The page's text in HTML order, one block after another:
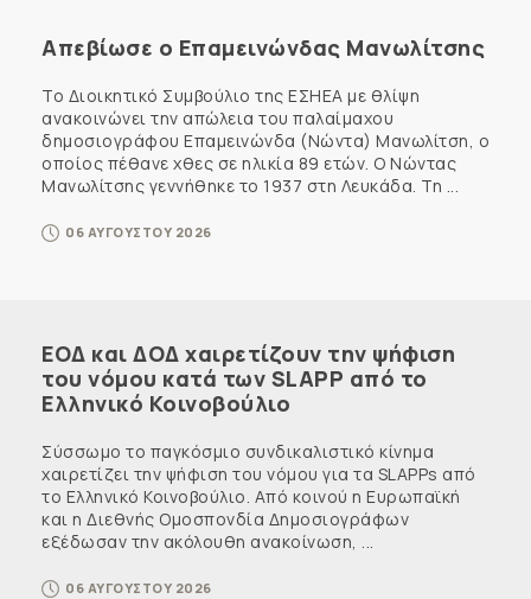
Απεβίωσε ο Επαμεινώνδας Μανωλίτσης
Το Διοικητικό Συμβούλιο της ΕΣΗΕΑ με θλίψη
ανακοινώνει την απώλεια του παλαίμαχου
δημοσιογράφου Επαμεινώνδα (Νώντα) Μανωλίτση, ο
οποίος πέθανε χθες σε ηλικία 89 ετών. Ο Νώντας
Μανωλίτσης γεννήθηκε το 1937 στη Λευκάδα. Τη ...
06 ΑΥΓΟΥΣΤΟΥ 2026
ΕΟΔ και ΔΟΔ χαιρετίζουν την ψήφιση
του νόμου κατά των SLAPP από το
Ελληνικό Κοινοβούλιο
Σύσσωμο το παγκόσμιο συνδικαλιστικό κίνημα
χαιρετίζει την ψήφιση του νόμου για τα SLAPPs από
το Ελληνικό Κοινοβούλιο. Από κοινού η Ευρωπαϊκή
και η Διεθνής Ομοσπονδία Δημοσιογράφων
εξέδωσαν την ακόλουθη ανακοίνωση, ...
06 ΑΥΓΟΥΣΤΟΥ 2026